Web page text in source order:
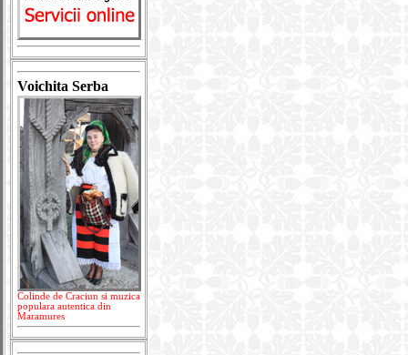
Voichita Serba
Colinde de Craciun si muzica
populara autentica din
Maramures